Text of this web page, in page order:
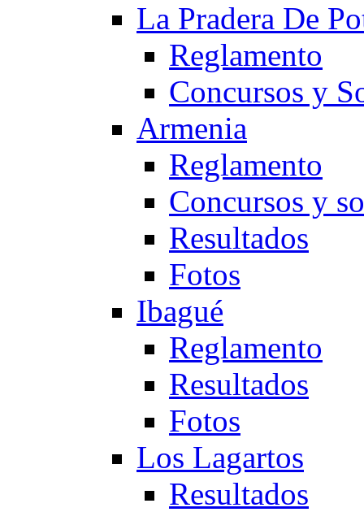
La Pradera De
Reglamento
Concursos y
Armenia
Reglamento
Concursos y
Resultados
Fotos
Ibagué
Reglamento
Resultados
Fotos
Los Lagartos
Resultados